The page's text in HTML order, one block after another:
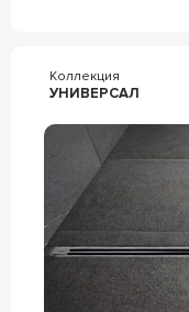
Коллекция
УНИВЕРСАЛ